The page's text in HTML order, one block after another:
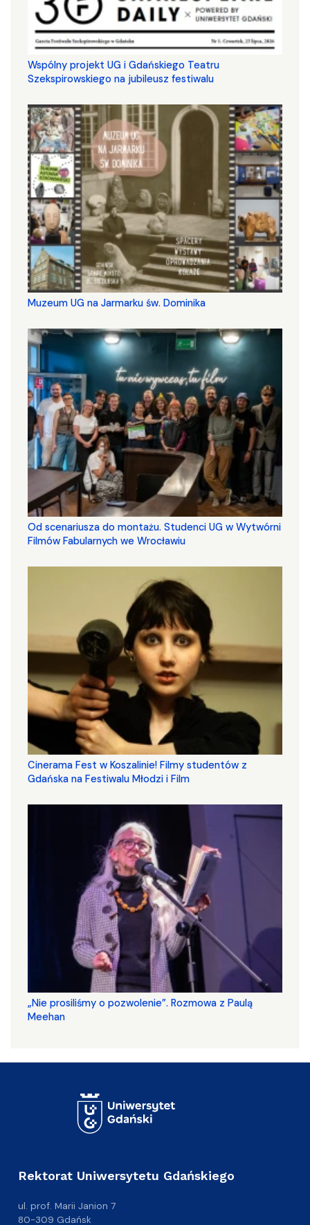
Wspólny projekt UG i Gdańskiego Teatru
Szekspirowskiego na jubileusz festiwalu
Muzeum UG na Jarmarku św. Dominika
Od scenariusza do montażu. Studenci UG w Wytwórni
Filmów Fabularnych we Wrocławiu
Cinerama Fest w Koszalinie! Filmy studentów z
Gdańska na Festiwalu Młodzi i Film
„Nie prosiliśmy o pozwolenie”. Rozmowa z Paulą
Meehan
Rektorat Uniwersytetu Gdańskiego
ul. prof. Marii Janion 7
80-309 Gdańsk